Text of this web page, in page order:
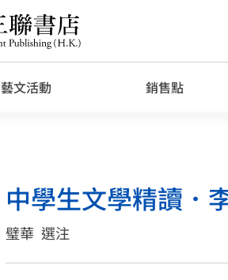
藝文活動 銷售點
中學生文學精讀．
璧華 選注